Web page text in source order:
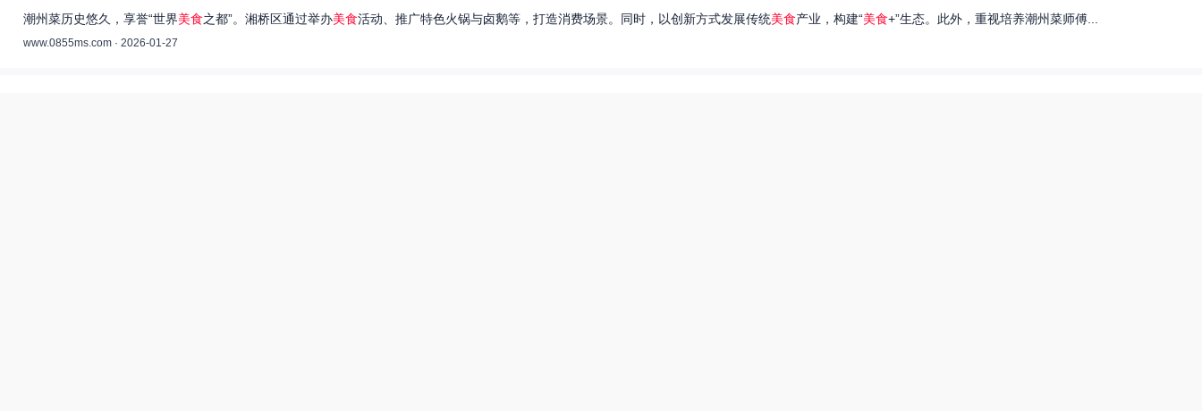
潮州菜历史悠久，享誉“世界美食之都”。湘桥区通过举办美食活动、推广特色火锅与卤鹅等，打造消费场景。同时，以创新方式发展传统美食产业，构建“美食+”生态。此外，重视培养潮州菜师傅...
www.0855ms.com · 2026-01-27